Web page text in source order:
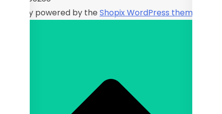
Proudly powered by the Shopix WordPress theme